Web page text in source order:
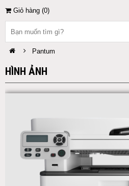
Giỏ hàng (0)
Pantum
HÌNH ẢNH